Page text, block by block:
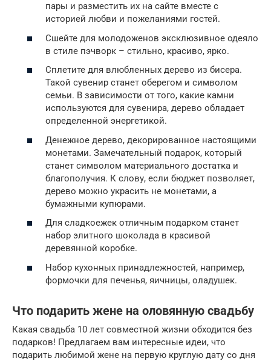
пары и разместить их на сайте вместе с
историей любви и пожеланиями гостей.
Сшейте для молодоженов эксклюзивное одеяло
в стиле пэчворк – стильно, красиво, ярко.
Сплетите для влюбленных дерево из бисера.
Такой сувенир станет оберегом и символом
семьи. В зависимости от того, какие камни
используются для сувенира, дерево обладает
определенной энергетикой.
Денежное дерево, декорированное настоящими
монетами. Замечательный подарок, который
станет символом материального достатка и
благополучия. К слову, если бюджет позволяет,
дерево можно украсить не монетами, а
бумажными купюрами.
Для сладкоежек отличным подарком станет
набор элитного шоколада в красивой
деревянной коробке.
Набор кухонных принадлежностей, например,
формочки для печенья, яичницы, оладушек.
Что подарить жене на оловянную свадьбу
Какая свадьба 10 лет совместной жизни обходится без
подарков! Предлагаем вам интересные идеи, что
подарить любимой жене на первую круглую дату со дня